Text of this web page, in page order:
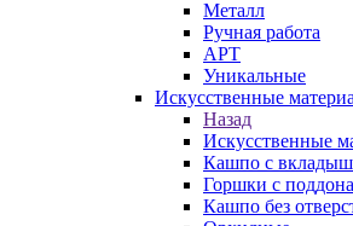
Металл
Ручная работа
АРТ
Уникальные
Искусственные
Назад
Искусственные
Кашпо с
Горшки с
Кашпо без